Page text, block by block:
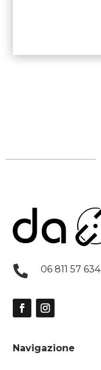
 06 811 57 634
Navigazione